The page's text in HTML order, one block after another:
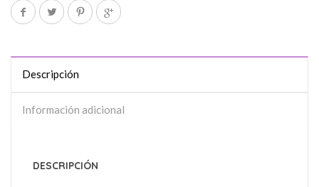
Descripción
Información adicional
DESCRIPCIÓN